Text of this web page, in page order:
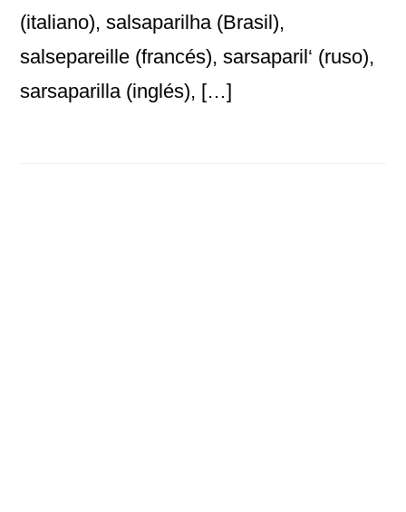
(italiano), salsaparilha (Brasil),
salsepareille (francés), sarsaparil‘ (ruso),
sarsaparilla (inglés), […]